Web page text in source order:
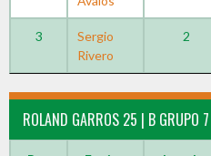
3
Sergio
Rivero
2
ROLAND GARROS 25 | B GRUPO 7